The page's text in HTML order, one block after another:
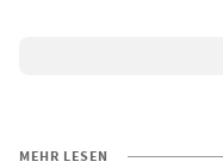
MEHR LESEN